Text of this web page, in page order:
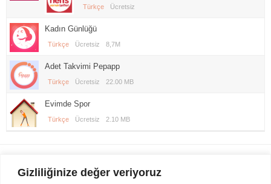
Gizliliğinize değer veriyoruz
Türkçe Ücretsiz
Kadın Günlüğü
Türkçe Ücretsiz 8,7M
Adet Takvimi Pepapp
Türkçe Ücretsiz 22.00 MB
Evimde Spor
Türkçe Ücretsiz 2.10 MB
Gezi Seyahat indirvip apk